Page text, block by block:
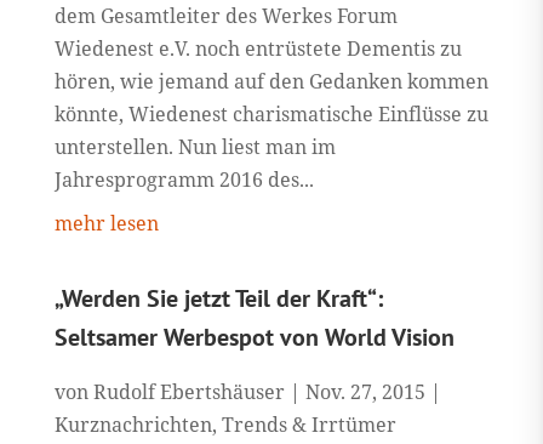
dem Gesamtleiter des Werkes Forum
Wiedenest e.V. noch entrüstete Dementis zu
hören, wie jemand auf den Gedanken kommen
könnte, Wiedenest charismatische Einflüsse zu
unterstellen. Nun liest man im
Jahresprogramm 2016 des...
mehr lesen
„Werden Sie jetzt Teil der Kraft“:
Seltsamer Werbespot von World Vision
vonRudolf Ebertshäuser | Nov. 27, 2015 |
Kurznachrichten, Trends & Irrtümer